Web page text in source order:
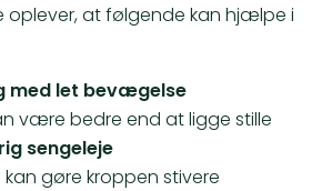
oplever, at følgende kan hjælpe i
med let bevægelse
være bedre end at ligge stille
sengeleje
kan gøre kroppen stivere